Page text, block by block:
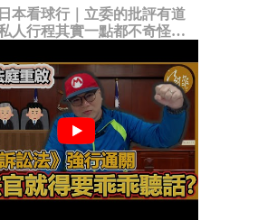
本看球行｜立委的批評有道
人行程其實一點都不奇怪？